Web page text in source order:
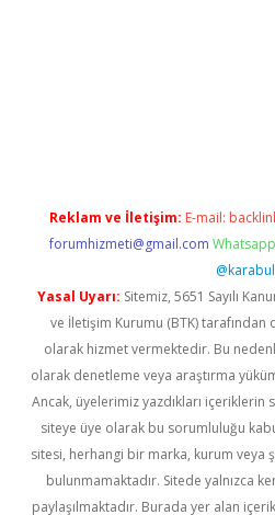
Reklam ve İletişim: E-mail:
forumhizmeti@gmail.com
@karabul
Yasal Uyarı: Sitemiz, 5651 Sayılı
ve İletişim Kurumu (BTK) tarafından
olarak hizmet vermektedir. Bu
olarak denetleme veya araştırma
Ancak, üyelerimiz yazdıkları içeriklerin
siteye üye olarak bu sorumluluğu
sitesi, herhangi bir marka, kurum veya
bulunmamaktadır. Sitede yalnızca
paylaşılmaktadır. Burada yer alan